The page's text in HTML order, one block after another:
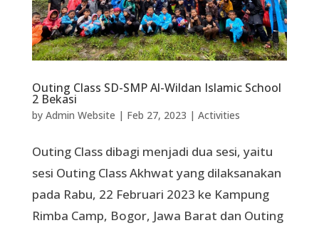
Outing Class SD-SMP Al-Wildan Islamic School
2 Bekasi
by Admin Website | Feb 27, 2023 | Activities
Outing Class dibagi menjadi dua sesi, yaitu
sesi Outing Class Akhwat yang dilaksanakan
pada Rabu, 22 Februari 2023 ke Kampung
Rimba Camp, Bogor, Jawa Barat dan Outing